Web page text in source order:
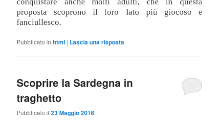
proposta scoprono il loro lato più giocoso e
fanciullesco.
Pubblicato in html | Lascia una risposta
Scoprire la Sardegna in
traghetto
Pubblicato il23 Maggio 2016